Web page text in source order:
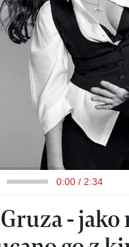
0:00 / 2:34
- jako